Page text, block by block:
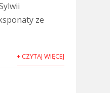
ze
+ CZYTAJ WIĘCEJ